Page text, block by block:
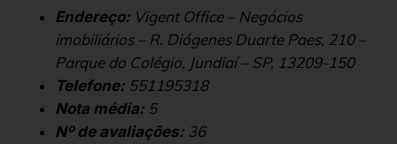
Endereço: Vigent Office – Negócios
imobiliários – R. Diógenes Duarte Paes, 210 –
Parque do Colégio, Jundiaí – SP, 13209-150
Telefone: 551195318
Nota média: 5
Nº de avaliações: 36